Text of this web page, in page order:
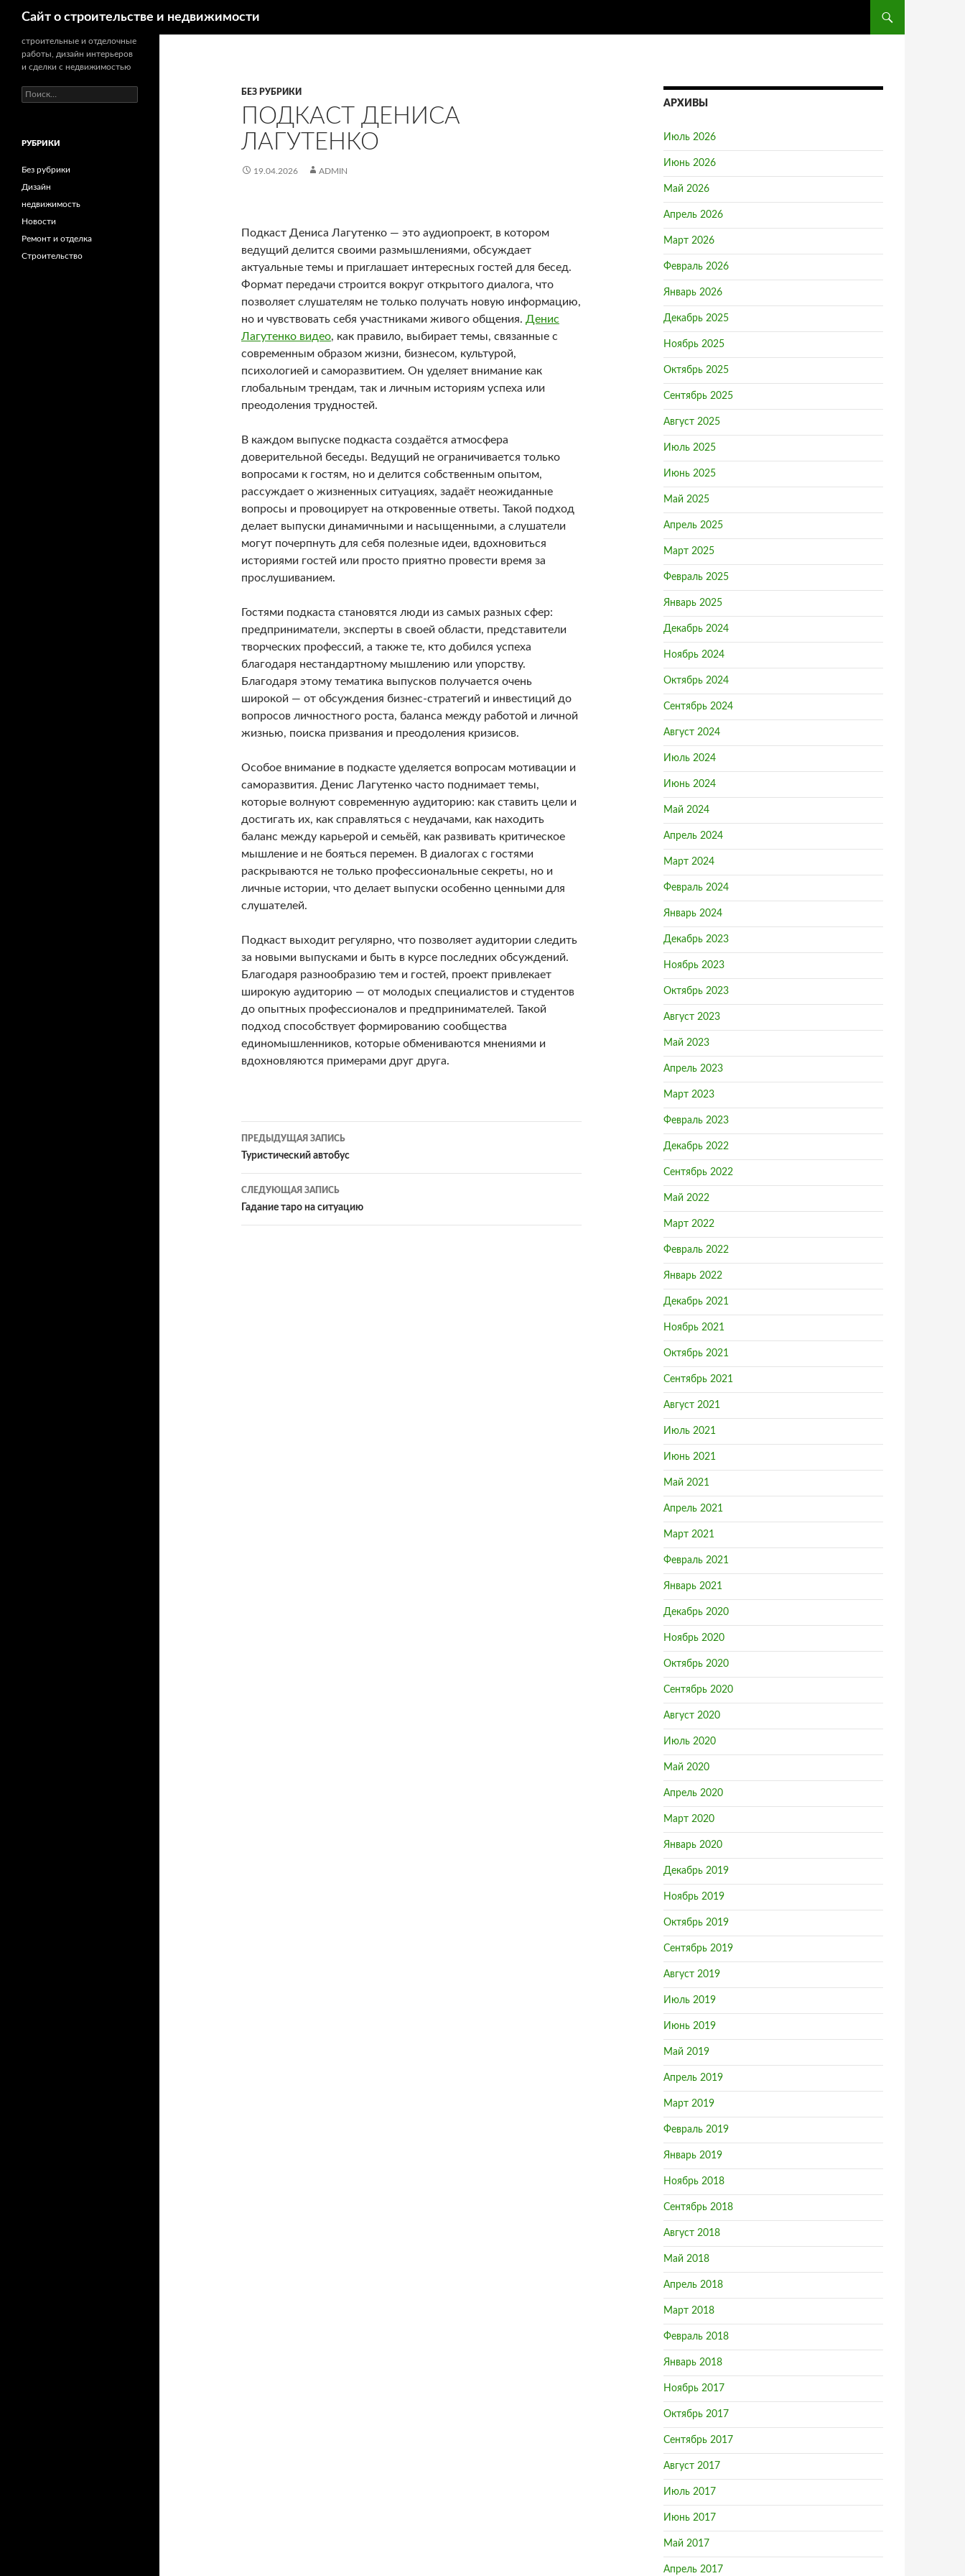
Сайт о строительстве и недвижимости
БЕЗ РУБРИКИ
ПОДКАСТ ДЕНИСА
ЛАГУТЕНКО
19.04.2026 ADMIN
Подкаст Дениса Лагутенко — это аудиопроект, в котором
ведущий делится своими размышлениями, обсуждает
актуальные темы и приглашает интересных гостей для бесед.
Формат передачи строится вокруг открытого диалога, что
позволяет слушателям не только получать новую информацию,
но и чувствовать себя участниками живого общения. Денис
Лагутенко видео, как правило, выбирает темы, связанные с
современным образом жизни, бизнесом, культурой,
психологией и саморазвитием. Он уделяет внимание как
глобальным трендам, так и личным историям успеха или
преодоления трудностей.
В каждом выпуске подкаста создаётся атмосфера
доверительной беседы. Ведущий не ограничивается только
вопросами к гостям, но и делится собственным опытом,
рассуждает о жизненных ситуациях, задаёт неожиданные
вопросы и провоцирует на откровенные ответы. Такой подход
делает выпуски динамичными и насыщенными, а слушатели
могут почерпнуть для себя полезные идеи, вдохновиться
историями гостей или просто приятно провести время за
прослушиванием.
Гостями подкаста становятся люди из самых разных сфер:
предприниматели, эксперты в своей области, представители
творческих профессий, а также те, кто добился успеха
благодаря нестандартному мышлению или упорству.
Благодаря этому тематика выпусков получается очень
широкой — от обсуждения бизнес-стратегий и инвестиций до
вопросов личностного роста, баланса между работой и личной
жизнью, поиска призвания и преодоления кризисов.
Особое внимание в подкасте уделяется вопросам мотивации и
саморазвития. Денис Лагутенко часто поднимает темы,
которые волнуют современную аудиторию: как ставить цели и
достигать их, как справляться с неудачами, как находить
баланс между карьерой и семьёй, как развивать критическое
мышление и не бояться перемен. В диалогах с гостями
раскрываются не только профессиональные секреты, но и
личные истории, что делает выпуски особенно ценными для
слушателей.
Подкаст выходит регулярно, что позволяет аудитории следить
за новыми выпусками и быть в курсе последних обсуждений.
Благодаря разнообразию тем и гостей, проект привлекает
широкую аудиторию — от молодых специалистов и студентов
до опытных профессионалов и предпринимателей. Такой
подход способствует формированию сообщества
единомышленников, которые обмениваются мнениями и
вдохновляются примерами друг друга.
Навигация
по
записям
ПРЕДЫДУЩАЯ ЗАПИСЬ
Туристический автобус
СЛЕДУЮЩАЯ ЗАПИСЬ
Гадание таро на ситуацию
АРХИВЫ
Июль 2026
Июнь 2026
Май 2026
Апрель 2026
Март 2026
Февраль 2026
Январь 2026
Декабрь 2025
Ноябрь 2025
Октябрь 2025
Сентябрь 2025
Август 2025
Июль 2025
Июнь 2025
Май 2025
Апрель 2025
Март 2025
Февраль 2025
Январь 2025
Декабрь 2024
Ноябрь 2024
Октябрь 2024
Сентябрь 2024
Август 2024
Июль 2024
Июнь 2024
Май 2024
Апрель 2024
Март 2024
Февраль 2024
Январь 2024
Декабрь 2023
Ноябрь 2023
Октябрь 2023
Август 2023
Май 2023
Апрель 2023
Март 2023
Февраль 2023
Декабрь 2022
Сентябрь 2022
Май 2022
Март 2022
Февраль 2022
Январь 2022
Декабрь 2021
Ноябрь 2021
Октябрь 2021
Сентябрь 2021
Август 2021
Июль 2021
Июнь 2021
Май 2021
Апрель 2021
Март 2021
Февраль 2021
Январь 2021
Декабрь 2020
Ноябрь 2020
Октябрь 2020
Сентябрь 2020
Август 2020
Июль 2020
Май 2020
Апрель 2020
Март 2020
Январь 2020
Декабрь 2019
Ноябрь 2019
Октябрь 2019
Сентябрь 2019
Август 2019
Июль 2019
Июнь 2019
Май 2019
Апрель 2019
Март 2019
Февраль 2019
Январь 2019
Ноябрь 2018
Сентябрь 2018
Август 2018
Май 2018
Апрель 2018
Март 2018
Февраль 2018
Январь 2018
Ноябрь 2017
Октябрь 2017
Сентябрь 2017
Август 2017
Июль 2017
Июнь 2017
Май 2017
Апрель 2017
строительные и отделочные
работы, дизайн интерьеров
и сделки с недвижимостью
Н
а
иРУБРИКИ
Без рубрики
Дизайн
недвижимость
Новости
Ремонт и отделка
Строительство